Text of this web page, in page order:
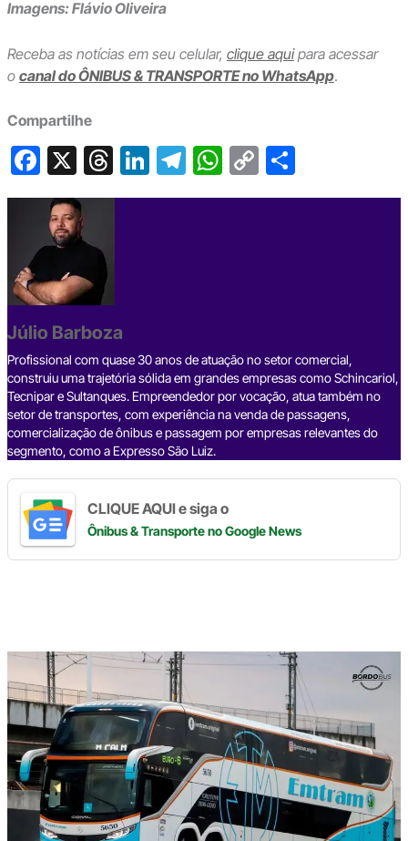
Imagens: Flávio Oliveira
Receba as notícias em seu celular, clique aquipara acessar
o canal do ÔNIBUS & TRANSPORTE no WhatsApp.
Compartilhe
F
a
c
e
b
o
o
k
X T
hr
s
Li
n
T
el
W
h
C
o
S
h
Júlio Barboza
Profissional com quase 30 anos de atuação no setor comercial,
construiu uma trajetória sólida em grandes empresas como Schincariol,
Tecnipar e Sultanques. Empreendedor por vocação, atua também no
setor de transportes, com experiência na venda de passagens,
comercialização de ônibus e passagem por empresas relevantes do
segmento, como a Expresso São Luiz.
CLIQUE AQUI e siga o
Ônibus & Transporteno Google News
Digite
aqui
o
seu
e-
mail